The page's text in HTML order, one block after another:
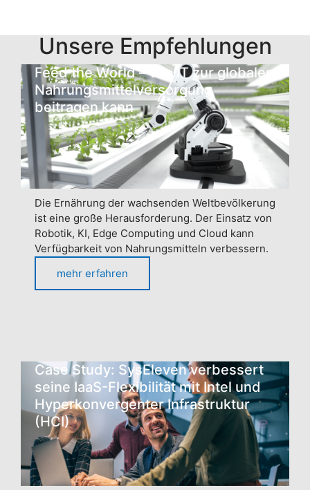
Unsere Empfehlungen
Feed the World – wie IT zur globalen
Nahrungsmittelversorgung
beitragen kann
Die Ernährung der wachsenden Weltbevölkerung
ist eine große Herausforderung. Der Einsatz von
Robotik, KI, Edge Computing und Cloud kann
Verfügbarkeit von Nahrungsmitteln verbessern.
mehr erfahren
Case Study: SysEleven verbessert
seine IaaS-Flexibilität mit Intel und
Hyperkonvergenter Infrastruktur
(HCI)